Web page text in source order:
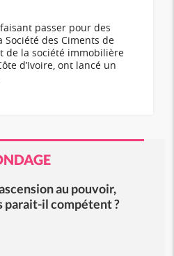
passer pour des
Société des Ciments de
de la société immobilière
d’Ivoire, ont lancé un
au pouvoir,
parait-il compétent ?